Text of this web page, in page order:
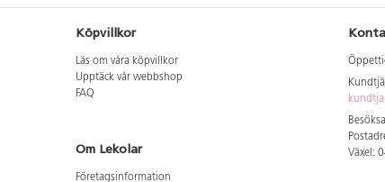
Köpvillkor
Läs om våra köpvillkor
Upptäck vår webbshop
FAQ
Om Lekolar
Företagsinformation
Växel: